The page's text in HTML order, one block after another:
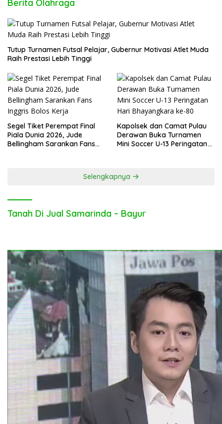
Berita Olahraga
Tutup Turnamen Futsal Pelajar, Gubernur Motivasi Atlet Muda
Raih Prestasi Lebih Tinggi
Segel Tiket Perempat Final
Piala Dunia 2026, Jude
Bellingham Sarankan Fans
Kapolsek dan Camat Pulau
Derawan Buka Turnamen
Mini Soccer U-13 Peringatan
Selengkapnya
Tanah Di Jual Samarinda – Bayur